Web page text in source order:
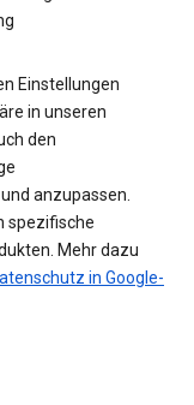
Einstellungen
in unseren
den
anzupassen.
spezifische
Mehr dazu
in Google-